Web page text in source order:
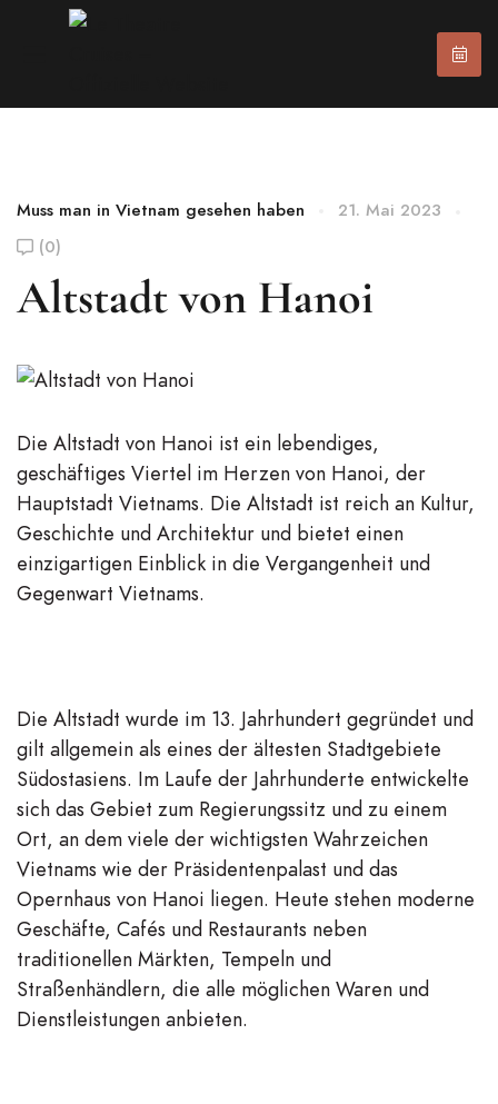
Muss man in Vietnam gesehen haben
21. Mai 2023
(0)
Altstadt von Hanoi
Die Altstadt von Hanoi ist ein lebendiges,
geschäftiges Viertel im Herzen von Hanoi, der
Hauptstadt Vietnams. Die Altstadt ist reich an Kultur,
Geschichte und Architektur und bietet einen
einzigartigen Einblick in die Vergangenheit und
Gegenwart Vietnams.
Die Altstadt wurde im 13. Jahrhundert gegründet und
gilt allgemein als eines der ältesten Stadtgebiete
Südostasiens. Im Laufe der Jahrhunderte entwickelte
sich das Gebiet zum Regierungssitz und zu einem
Ort, an dem viele der wichtigsten Wahrzeichen
Vietnams wie der Präsidentenpalast und das
Opernhaus von Hanoi liegen. Heute stehen moderne
Geschäfte, Cafés und Restaurants neben
traditionellen Märkten, Tempeln und
Straßenhändlern, die alle möglichen Waren und
Dienstleistungen anbieten.